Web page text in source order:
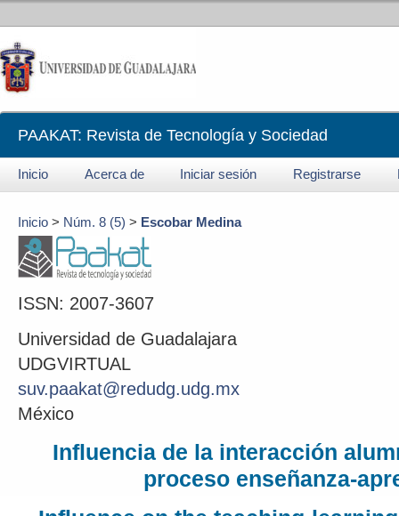
PAAKAT: Revista de Tecnología y Sociedad
Inicio Acerca de Iniciar sesión Registrarse
Inicio > Núm. 8 (5) > Escobar Medina
ISSN: 2007-3607
Universidad de Guadalajara
UDGVIRTUAL
suv.paakat@redudg.udg.mx
México
Influencia de la interacción
proceso enseñanza-